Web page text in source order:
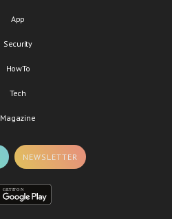
App
Security
HowTo
Tech
Magazine
NEWSLETTER